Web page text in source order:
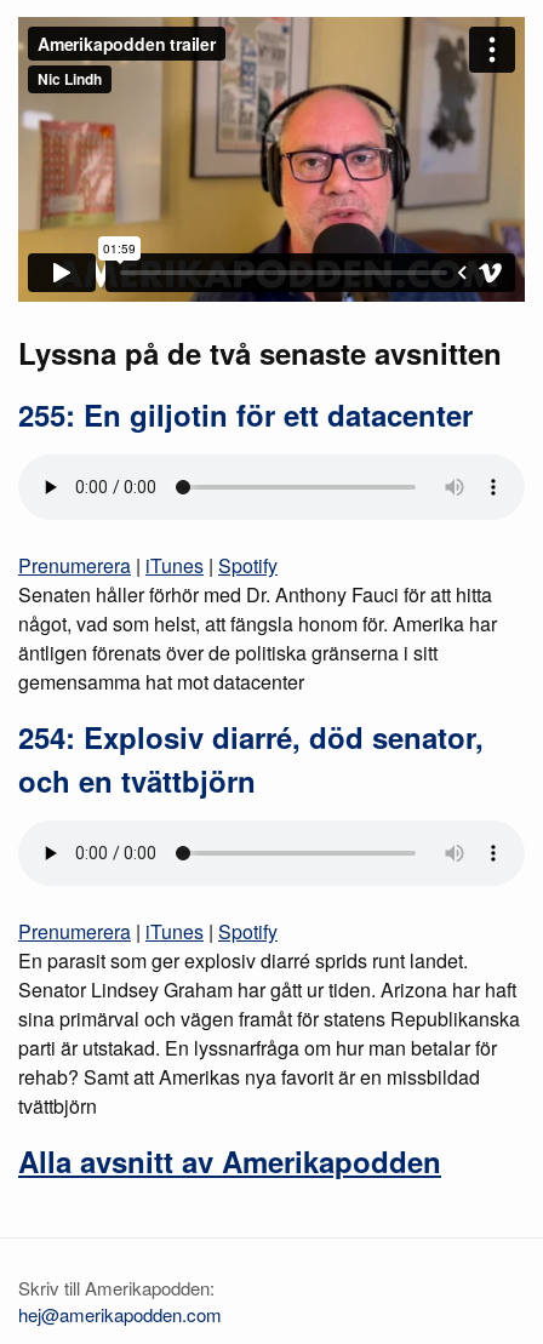
Lyssna på de två senaste avsnitten
255: En giljotin för ett datacenter
Prenumerera | iTunes | Spotify
Senaten håller förhör med Dr. Anthony Fauci för att hitta
något, vad som helst, att fängsla honom för. Amerika har
äntligen förenats över de politiska gränserna i sitt
gemensamma hat mot datacenter
254: Explosiv diarré, död senator,
och en tvättbjörn
Prenumerera | iTunes | Spotify
En parasit som ger explosiv diarré sprids runt landet.
Senator Lindsey Graham har gått ur tiden. Arizona har haft
sina primärval och vägen framåt för statens Republikanska
parti är utstakad. En lyssnarfråga om hur man betalar för
rehab? Samt att Amerikas nya favorit är en missbildad
tvättbjörn
Alla avsnitt av Amerikapodden
Skriv till Amerikapodden:
hej@amerikapodden.com